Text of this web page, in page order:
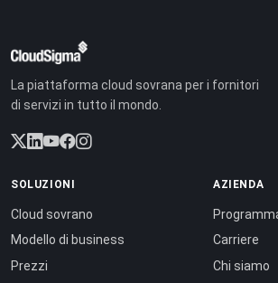
La piattaforma cloud sovrana per i fornitori
di servizi in tutto il mondo.
SOLUZIONI
Cloud sovrano
Modello di business
Prezzi
AZIENDA
Carriere
Chi siamo